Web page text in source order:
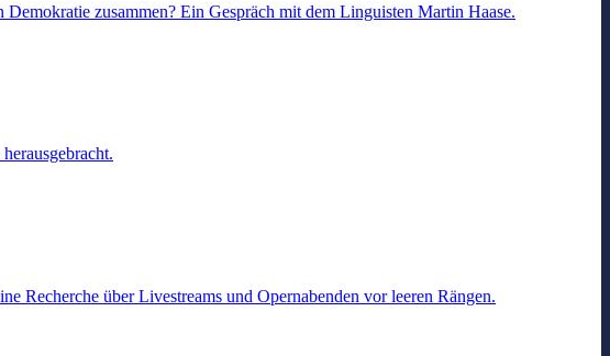
zusammen? Ein Gespräch mit dem Linguisten Martin Haase.
Recherche über Livestreams und Opernabenden vor leeren Rängen.